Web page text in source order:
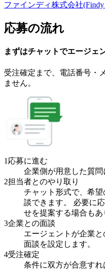
ファインディ株式会社(Findy
応募の流れ
まずはチャットでエージェ
受注確定まで、 電話番号・
ません。
1 応募に進む
企業側が用意した質問
2担当者とのやり取り
チャット形式で、希
談できます。 必要に
せを提案する場合もあ
3企業との面談
エージェントが企業
面談を設定します。
4受注確定
条件に双方が合意す